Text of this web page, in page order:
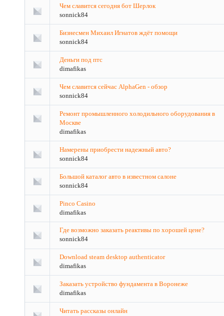
Чем славится сегодня бот Шерлок
sonnick84
Бизнесмен Михаил Игнатов ждёт помощи
sonnick84
Деньги под птс
dimafikas
Чем славится сейчас AlphaGen - обзор
sonnick84
Ремонт промышленного холодильного оборудования в
Москве
dimafikas
Намерены приобрести надежный авто?
sonnick84
Большой каталог авто в известном салоне
sonnick84
Pinco Casino
dimafikas
Где возможно заказать реактивы по хорошей цене?
sonnick84
Download steam desktop authenticator
dimafikas
Заказать устройство фундамента в Воронеже
dimafikas
Читать рассказы онлайн